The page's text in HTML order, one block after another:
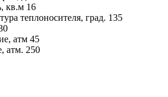
кв.м 16
теплоносителя, град. 135
атм 45
атм. 250